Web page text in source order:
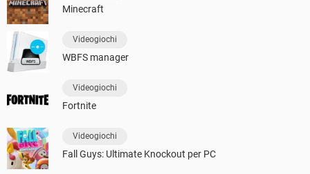
Minecraft
Videogiochi
WBFS manager
Videogiochi
Fortnite
Videogiochi
Fall Guys: Ultimate Knockout per PC